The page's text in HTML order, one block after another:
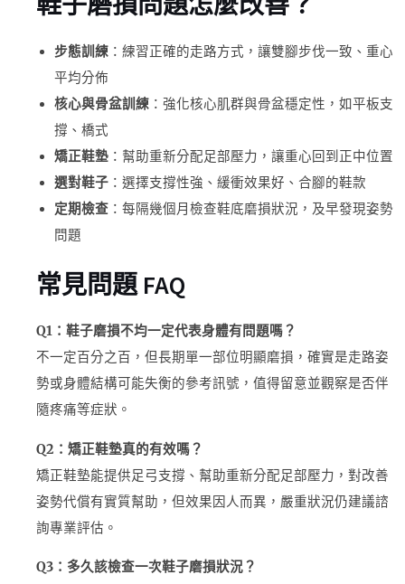
步態訓練 ：練習正確的走路方式，讓雙腳步伐一致、重心
平均分佈
核心與骨盆訓練 ：強化核心肌群與骨盆穩定性，如平板支
撐、橋式
矯正鞋墊 ：幫助重新分配足部壓力，讓重心回到正中位置
選對鞋子 ：選擇支撐性強、緩衝效果好、合腳的鞋款
定期檢查 ：每隔幾個月檢查鞋底磨損狀況，及早發現姿勢
問題
常見問題 FAQ
Q1：鞋子磨損不均一定代表身體有問題嗎？
不一定百分之百，但長期單一部位明顯磨損，確實是走路姿
勢或身體結構可能失衡的參考訊號，值得留意並觀察是否伴
隨疼痛等症狀。
Q2：矯正鞋墊真的有效嗎？
矯正鞋墊能提供足弓支撐、幫助重新分配足部壓力，對改善
姿勢代償有實質幫助，但效果因人而異，嚴重狀況仍建議諮
詢專業評估。
Q3：多久該檢查一次鞋子磨損狀況？